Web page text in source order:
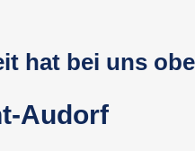
hat bei uns
Audorf